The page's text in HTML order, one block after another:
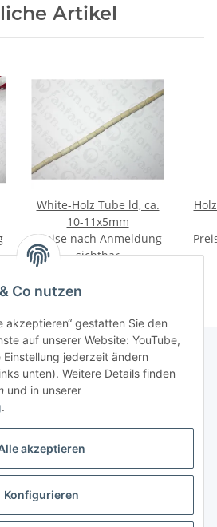
Artikel
White-Holz Tube ld, ca.
10-11x5mm
Preise nach Anmeldung
sichtbar
Co nutzen
akzeptieren“ gestatten Sie den
auf unserer Website: YouTube,
jederzeit ändern
unten). Weitere Details finden
und in unserer
.
akzeptieren
Konfigurieren